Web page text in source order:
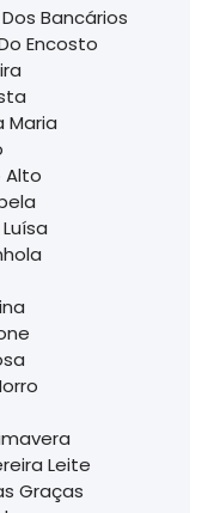
Bancários
Encosto
Maria
Alto
Leite
Graças